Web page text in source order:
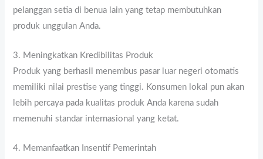
pelanggan setia di benua lain yang tetap membutuhkan
produk unggulan Anda.
3. Meningkatkan Kredibilitas Produk
Produk yang berhasil menembus pasar luar negeri otomatis
memiliki nilai prestise yang tinggi. Konsumen lokal pun akan
lebih percaya pada kualitas produk Anda karena sudah
memenuhi standar internasional yang ketat.
4. Memanfaatkan Insentif Pemerintah